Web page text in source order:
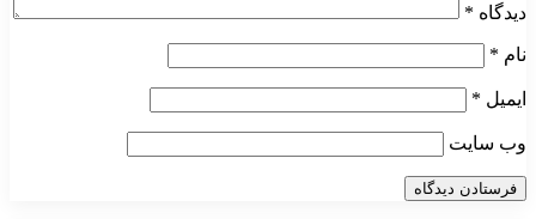
دیدگاه *
نام *
ایمیل *
وب‌ سایت